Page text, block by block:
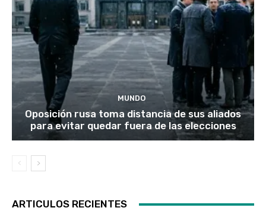
MUNDO
Oposición rusa toma distancia de sus aliados
para evitar quedar fuera de las elecciones
ARTICULOS RECIENTES